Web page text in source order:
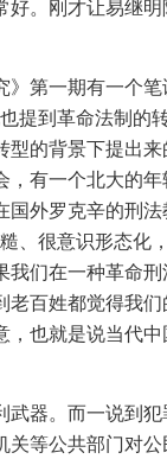
。刚才让易继
第一期有一个
提到革命法制
的背景下提出
有一个北大的
外罗克辛的刑
很意识形态
们在一种革命
百姓都觉得我
也就是说当代
器。而一说到
等公共部门对